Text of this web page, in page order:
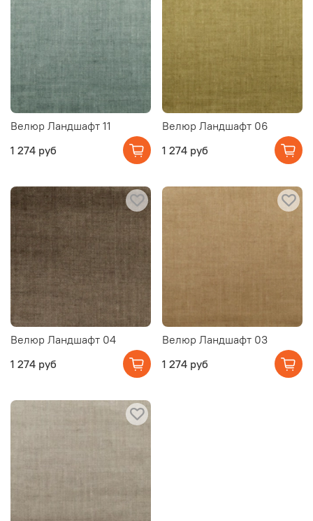
Велюр Ландшафт 11
1 274 руб
Велюр Ландшафт 06
1 274 руб
Велюр Ландшафт 04
1 274 руб
Велюр Ландшафт 03
1 274 руб